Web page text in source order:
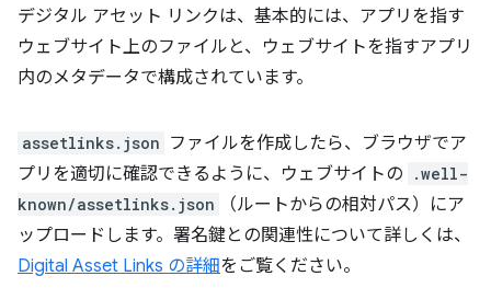
デジタル アセット リンクは、基本的には、アプリを指す
ウェブサイト上のファイルと、ウェブサイトを指すアプリ
内のメタデータで構成されています。
assetlinks.json ファイルを作成したら、ブラウザでア
プリを適切に確認できるように、ウェブサイトの
.well-
known/assetlinks.json
（ルートからの相対パス）にア
ップロードします。署名鍵との関連性について詳しくは、
Digital Asset Links の詳細をご覧ください。